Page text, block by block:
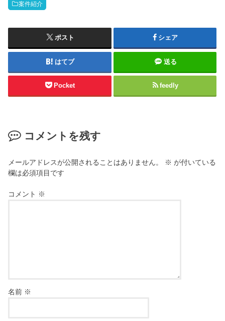
案件紹介
ポスト シェア
はてブ 送る
Pocket feedly
コメントを残す
メールアドレスが公開されることはありません。 ※ が付いている
欄は必須項目です
コメント ※
名前 ※